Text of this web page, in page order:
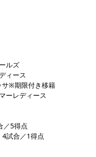
ルズ
ィース
※期限付き移籍
ーレディース
／5得点
試合／1得点